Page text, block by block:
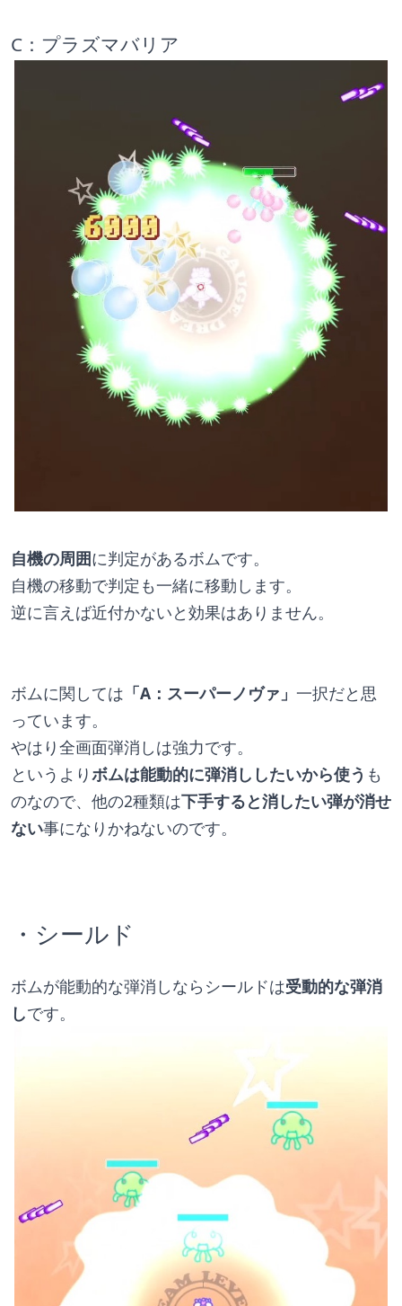
C：プラズマバリア
自機の周囲に判定があるボムです。
自機の移動で判定も一緒に移動します。
逆に言えば近付かないと効果はありません。
ボムに関しては 「A：スーパーノヴァ」 一択だと思
っています。
やはり全画面弾消しは強力です。
というよりボムは能動的に弾消ししたいから使う も
のなので、他の2種類は下手すると消したい弾が消せ
ない事になりかねないのです。
・シールド
ボムが能動的な弾消しならシールドは受動的な弾消
しです。